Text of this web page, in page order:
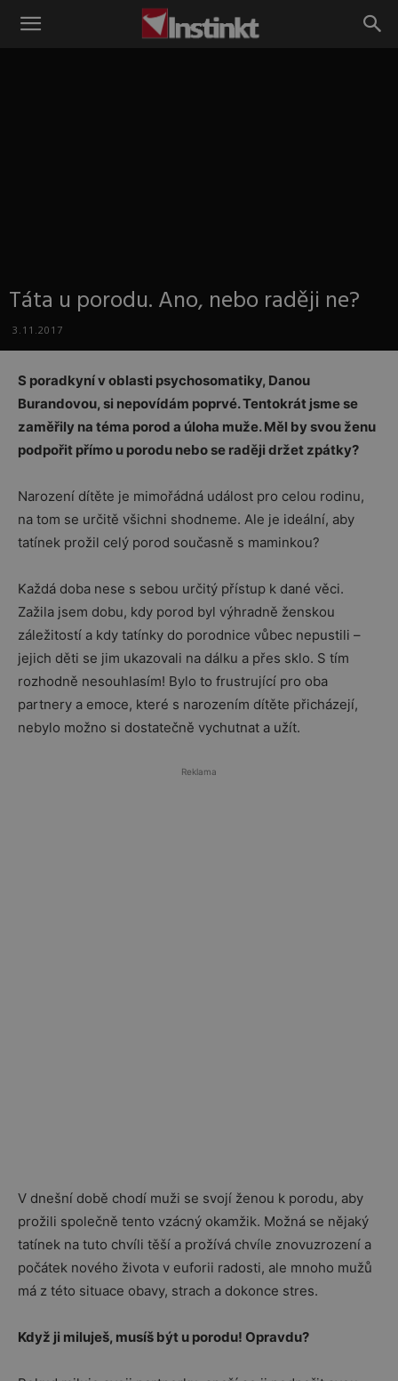
Instinkt
Táta u porodu. Ano, nebo raději ne?
3.11.2017
S poradkyní v oblasti psychosomatiky, Danou
Burandovou, si nepovídám poprvé. Tentokrát jsme se
zaměřily na téma porod a úloha muže. Měl by svou ženu
podpořit přímo u porodu nebo se raději držet zpátky?
Narození dítěte je mimořádná událost pro celou rodinu,
na tom se určitě všichni shodneme. Ale je ideální, aby
tatínek prožil celý porod současně s maminkou?
Každá doba nese s sebou určitý přístup k dané věci.
Zažila jsem dobu, kdy porod byl výhradně ženskou
záležitostí a kdy tatínky do porodnice vůbec nepustili –
jejich děti se jim ukazovali na dálku a přes sklo. S tím
rozhodně nesouhlasím! Bylo to frustrující pro oba
partnery a emoce, které s narozením dítěte přicházejí,
nebylo možno si dostatečně vychutnat a užít.
Reklama
V dnešní době chodí muži se svojí ženou k porodu, aby
prožili společně tento vzácný okamžik. Možná se nějaký
tatínek na tuto chvíli těší a prožívá chvíle znovuzrození a
počátek nového života v euforii radosti, ale mnoho mužů
má z této situace obavy, strach a dokonce stres.
Když ji miluješ, musíš být u porodu! Opravdu?